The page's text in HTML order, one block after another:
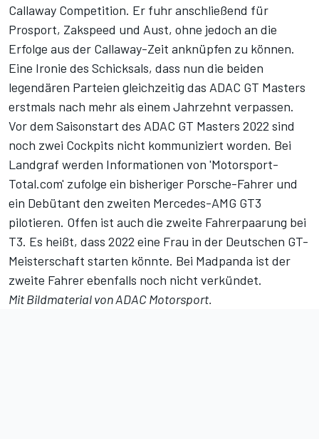
Callaway Competition. Er fuhr anschließend für
Prosport, Zakspeed und Aust, ohne jedoch an die
Erfolge aus der Callaway-Zeit anknüpfen zu können.
Eine Ironie des Schicksals, dass nun die beiden
legendären Parteien gleichzeitig das ADAC GT Masters
erstmals nach mehr als einem Jahrzehnt verpassen.
Vor dem Saisonstart des ADAC GT Masters 2022 sind
noch zwei Cockpits nicht kommuniziert worden. Bei
Landgraf werden Informationen von 'Motorsport-
Total.com' zufolge ein bisheriger Porsche-Fahrer und
ein Debütant den zweiten Mercedes-AMG GT3
pilotieren. Offen ist auch die zweite Fahrerpaarung bei
T3. Es heißt, dass 2022 eine Frau in der Deutschen GT-
Meisterschaft starten könnte. Bei Madpanda ist der
zweite Fahrer ebenfalls noch nicht verkündet.
Mit Bildmaterial von ADAC Motorsport.